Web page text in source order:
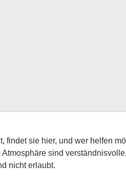
findet sie hier, und wer helfen
sind verständnisvolle,
nicht erlaubt.